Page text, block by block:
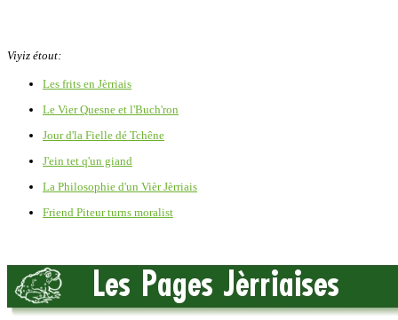
Viyiz étout:
Les frits en Jèrriais
Le Vier Quesne et l'Buch'ron
Jour d'la Fielle dé Tchêne
J'ein tet q'un giand
La Philosophie d'un Vièr Jèrriais
Friend Piteur turns moralist